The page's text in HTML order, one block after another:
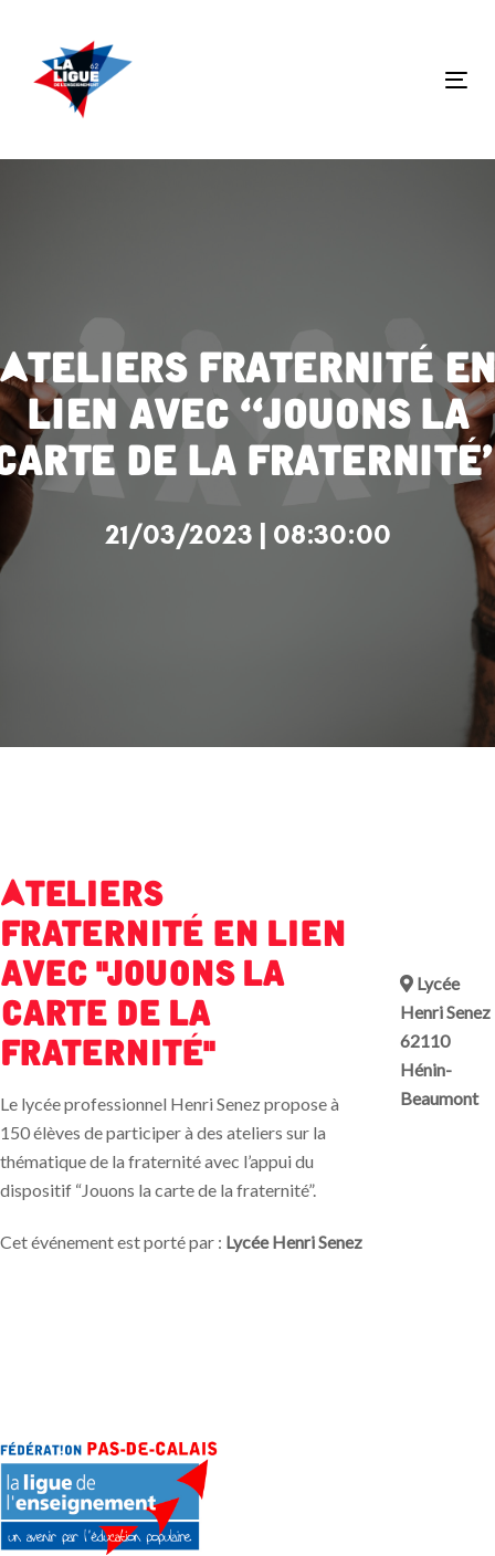
to
primary
navigation
to
Fraternité
lien avec “Jouons la
de la
21/03/2023 | 08:30:00
Ateliers
Fraternité en lien
avec "Jouons la
carte de la
Fraternité"
Le lycée professionnel Henri Senez propose à
150 élèves de participer à des ateliers sur la
thématique de la fraternité avec l’appui du
dispositif “Jouons la carte de la fraternité”.
Cet événement est porté par : Lycée Henri Senez
Lycée
Henri Senez
62110
Hénin-
Beaumont